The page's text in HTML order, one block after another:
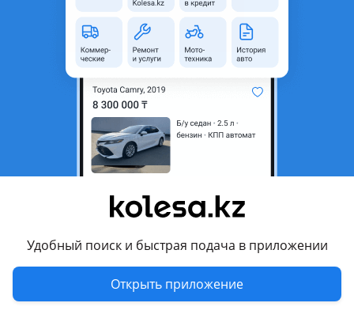
Удобный поиск и быстрая подача в приложении
Открыть приложение
область
Новая
Комментарий продавца
Cъемное сцепное устройство (фаркоп) НОВЫЕ. ОРИГИНАЛ.
НИЖЕ ЦЕНЫ НЕ НАЙТИ!
Уточняйте цену и наличие по телефону. Ерлан.
Подберем вам оригиналы или дубликаты на ваш выбор на
Доставка по г. Алматы и во все регионы Казахстана
Имеются официальные сертификаты подлинности и
полный пакет документов для юридических лиц (ТОО) ЭСФ,
накладная на отпуск товара.
Звоните и заказывайте! Будем рады Вам помочь!